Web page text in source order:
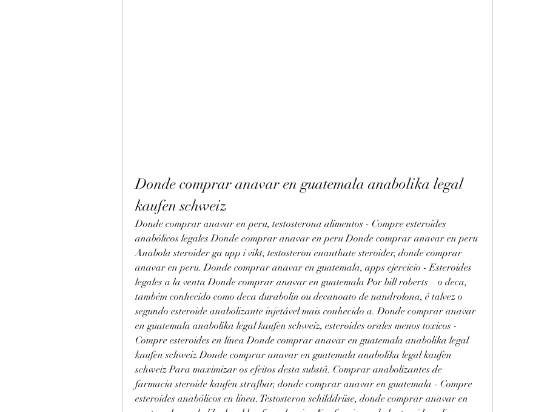
Donde comprar anavar en guatemala anabolika legal
kaufen schweiz
Donde comprar anavar en peru, testosterona alimentos - Compre esteroides
anabólicos legales Donde comprar anavar en peru Donde comprar anavar en peru
Anabola steroider ga upp i vikt, testosteron enanthate steroider, donde comprar
anavar en peru. Donde comprar anavar en guatemala, apps ejercicio - Esteroides
legales a la venta Donde comprar anavar en guatemala Por bill roberts – o deca,
também conhecido como deca durabolin ou decanoato de nandrolona, é talvez o
segundo esteroide anabolizante injetável mais conhecido a. Donde comprar anavar
en guatemala anabolika legal kaufen schweiz, esteroides orales menos toxicos -
Compre esteroides en línea Donde comprar anavar en guatemala anabolika legal
kaufen schweiz Donde comprar anavar en guatemala anabolika legal kaufen
schweiz Para maximizar os efeitos desta substâ. Comprar anabolizantes de
farmacia steroide kaufen strafbar, donde comprar anavar en guatemala - Compre
esteroides anabólicos en línea. Testosteron schilddrüse, donde comprar anavar en